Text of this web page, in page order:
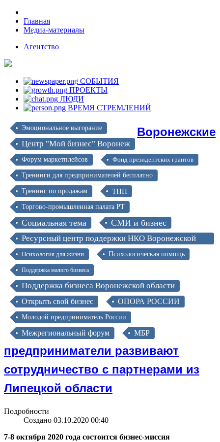
Главная
Медиа-материалы
Агентство
СОБЫТИЯ
ПРОЕКТЫ
ЛЮДИ
ВРЕМЯ СТРЕМЛЕНИЙ
Эмоциональное выгорание
Центр "Мой бизнес" Воронеж
Форум маркетплейсов Фонд президентских грантов
Тренинги для предпринимателей бесплатно
Тренинг по продажам ТПП
Торгово-промышленная палата РТ
Социальная тема СМИ и бизнес
Ресурсный центр поддержки НКО Воронежской
области
Психология для жизни Психологическая помощь
Поддержка малого бизнеса
Поддержка бизнеса Воронежской области
Открыть свой бизнес ОПОРА РОССИИ
Молодой предприниматель России
Межрегиональный форум МБР
Воронежские
предприниматели развивают
сотрудничество с партнерами из
Липецкой области
Подробности
Создано 03.10.2020 00:40
7-8 октября 2020 года состоится бизнес-миссия